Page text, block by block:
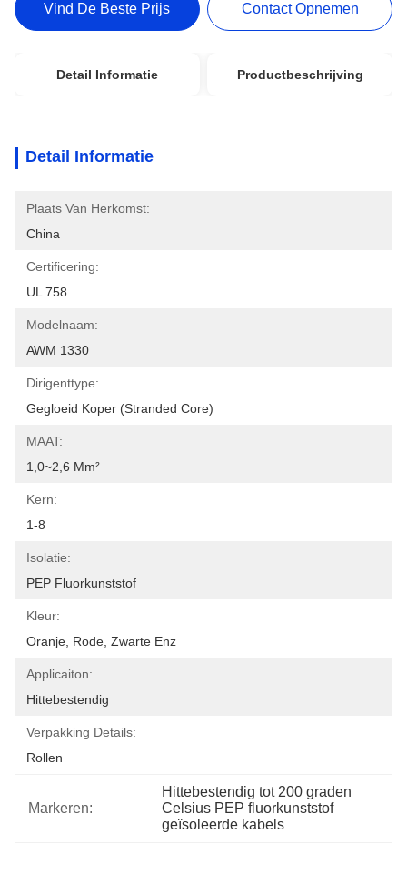
Vind De Beste Prijs Contact Opnemen
Detail Informatie Productbeschrijving
Detail Informatie
Plaats Van Herkomst:
China
Certificering:
UL 758
Modelnaam:
AWM 1330
Dirigenttype:
Gegloeid Koper (stranded Core)
MAAT:
1,0~2,6 Mm²
Kern:
1-8
Isolatie:
PEP Fluorkunststof
Kleur:
Oranje, Rode, Zwarte Enz
Applicaiton:
Hittebestendig
Verpakking Details:
Rollen
Markeren:
Hittebestendig tot 200 graden
Celsius PEP fluorkunststof
geïsoleerde kabels